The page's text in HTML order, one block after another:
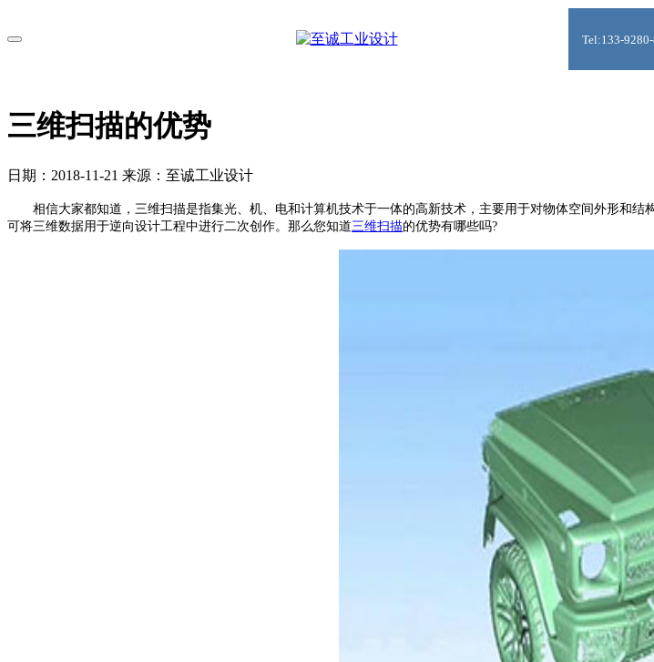
切换导航 Tel:133-
三维扫描的优势
日期：2018-11-21 来源：至诚工业设计
相信大家都知道，三维扫描是指集光、机、电和计算机技术于一体的高新技术，主要用于对物体空间外形和结
可将三维数据用于逆向设计工程中进行二次创作。那么您知道三维扫描的优势有哪些吗?